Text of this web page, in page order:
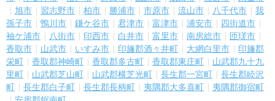
旭市
習志野市 柏市 勝浦市 市原市 流山市 八千代市
我
孫子市
鴨川市 鎌ケ谷市 君津市 富津市 浦安市
四街道市
袖ケ浦市
八街市 印西市 白井市 富里市 南房総市
匝瑳市
香取市
山武市 いすみ市 印旛郡酒々井町 大網白里市
印旛郡
栄町
香取郡神崎町 香取郡多古町 香取郡東庄町
山武郡九十九
里町
山武郡芝山町 山武郡横芝光町 長生郡一宮町
長生郡睦沢
町
長生郡白子町 長生郡長柄町 夷隅郡大多喜町
夷隅郡御宿町